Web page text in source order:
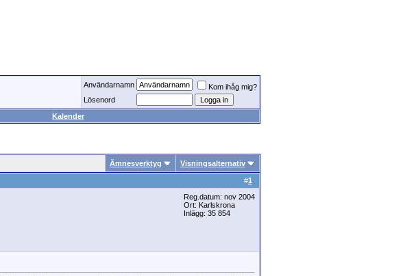
Användarnamn
Kom ihåg mig?
Lösenord
Kalender
Ämnesverktyg Visningsalternativ
#1
Reg.datum: nov 2004
Ort: Karlskrona
Inlägg: 35 854